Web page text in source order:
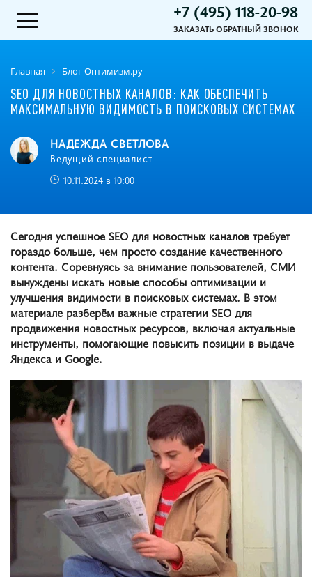
+7 (495) 118-20-98
ЗАКАЗАТЬ ОБРАТНЫЙ ЗВОНОК
Главная Блог Оптимизм.ру
SEO ДЛЯ НОВОСТНЫХ КАНАЛОВ: КАК ОБЕСПЕЧИТЬ
МАКСИМАЛЬНУЮ ВИДИМОСТЬ В ПОИСКОВЫХ СИСТЕМАХ
НАДЕЖДА СВЕТЛОВА
Ведущий специалист
10.11.2024 в 10:00
Сегодня успешное SEO для новостных каналов требует
гораздо больше, чем просто создание качественного
контента. Соревнуясь за внимание пользователей, СМИ
вынуждены искать новые способы оптимизации и
улучшения видимости в поисковых системах. В этом
материале разберём важные стратегии SEO для
продвижения новостных ресурсов, включая актуальные
инструменты, помогающие повысить позиции в выдаче
Яндекса и Google.